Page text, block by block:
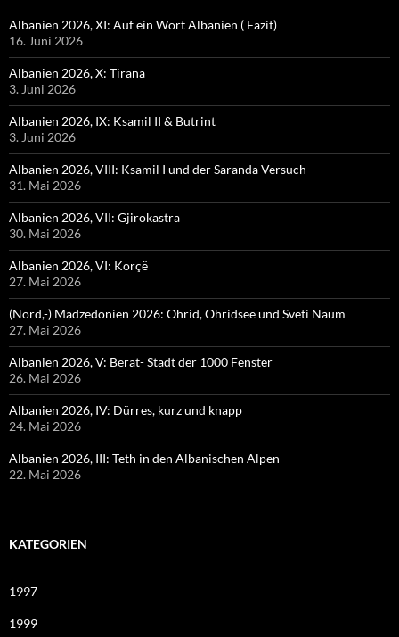
Albanien 2026, XI: Auf ein Wort Albanien ( Fazit)
16. Juni 2026
Albanien 2026, X: Tirana
3. Juni 2026
Albanien 2026, IX: Ksamil II & Butrint
3. Juni 2026
Albanien 2026, VIII: Ksamil I und der Saranda Versuch
31. Mai 2026
Albanien 2026, VII: Gjirokastra
30. Mai 2026
Albanien 2026, VI: Korçë
27. Mai 2026
(Nord,-) Madzedonien 2026: Ohrid, Ohridsee und Sveti Naum
27. Mai 2026
Albanien 2026, V: Berat- Stadt der 1000 Fenster
26. Mai 2026
Albanien 2026, IV: Dürres, kurz und knapp
24. Mai 2026
Albanien 2026, III: Teth in den Albanischen Alpen
22. Mai 2026
KATEGORIEN
1997
1999